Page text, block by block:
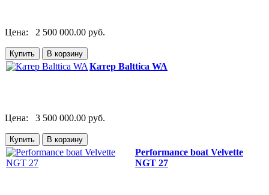
Цена: 2 500 000.00 руб.
Катер Balttica WA
Цена: 3 500 000.00 руб.
Performance boat Velvette
NGT 27